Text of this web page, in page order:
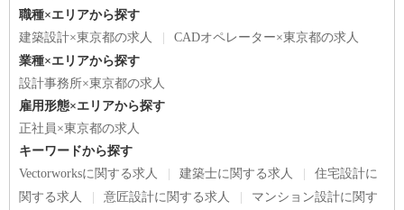
職種×エリアから探す
建築設計×東京都の求人
CADオペレーター×東京都の求人
業種×エリアから探す
設計事務所×東京都の求人
雇用形態×エリアから探す
正社員×東京都の求人
キーワードから探す
Vectorworksに関する求人
建築士に関する求人
住宅設計に
関する求人
意匠設計に関する求人
マンション設計に関す